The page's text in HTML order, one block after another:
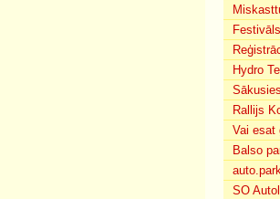
Hydro
Rallijs
Vai esat
Balso
SO